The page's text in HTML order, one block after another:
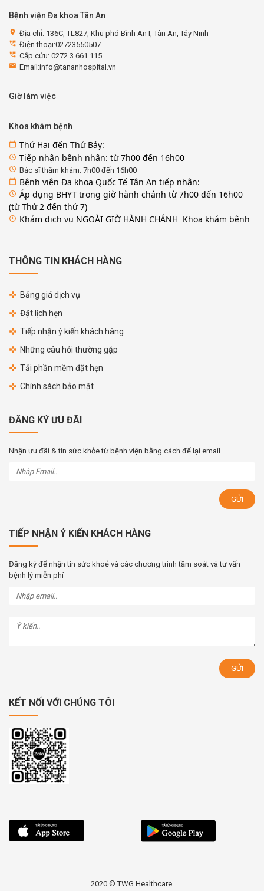
Bệnh viện Đa khoa Tân An
location_on Địa chỉ: 136C, TL827, Khu phó Bình An I, Tân An, Tây Ninh
perm_phone_msg Điện thoại:02723550507
perm_phone_msg Cấp cứu: 0272 3 661 115
email Email:info@tananhospital.vn
Giờ làm việc
Khoa khám bệnh
calendar_today Thứ Hai đến Thứ Bảy:
access_time Tiếp nhận bệnh nhân: từ 7h00 đến 16h00
access_time Bác sĩ thăm khám: 7h00 đến 16h00
calendar_today Bệnh viện Đa khoa Quốc Tế Tân An tiếp nhận:
access_time Áp dụng BHYT trong giờ hành chánh từ 7h00 đến 16h00
(từ Thứ 2 đến thứ 7)
access_time Khám dịch vụ NGOÀI GIỜ HÀNH CHÁNH Khoa khám bệnh
THÔNG TIN KHÁCH HÀNG
Bảng giá dịch vụ
Đặt lịch hẹn
Tiếp nhận ý kiến khách hàng
Những câu hỏi thường gặp
Tải phần mềm đặt hẹn
Chính sách bảo mật
ĐĂNG KÝ ƯU ĐÃI
Nhận ưu đãi & tin sức khỏe từ bệnh viện bằng cách để lại email
TIẾP NHẬN Ý KIẾN KHÁCH HÀNG
Đăng ký để nhận tin sức khoẻ và các chương trình tầm soát và tư vấn
bệnh lý miễn phí
KẾT NỐI VỚI CHÚNG TÔI
2020 © TWG Healthcare.